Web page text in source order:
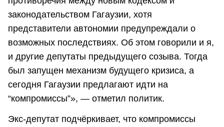
законодательством Гагаузии, хотя
представители автономии предупреждали о
возможных последствиях. Об этом говорили и я,
и другие депутаты предыдущего созыва. Тогда
был запущен механизм будущего кризиса, а
сегодня Гагаузии предлагают идти на
“компромиссы”», — отметил политик.
Экс-депутат подчёркивает, что компромиссы